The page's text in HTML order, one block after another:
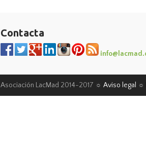
Contacta
Asociación LacMad 2014-2017 ☼ Aviso legal ☼